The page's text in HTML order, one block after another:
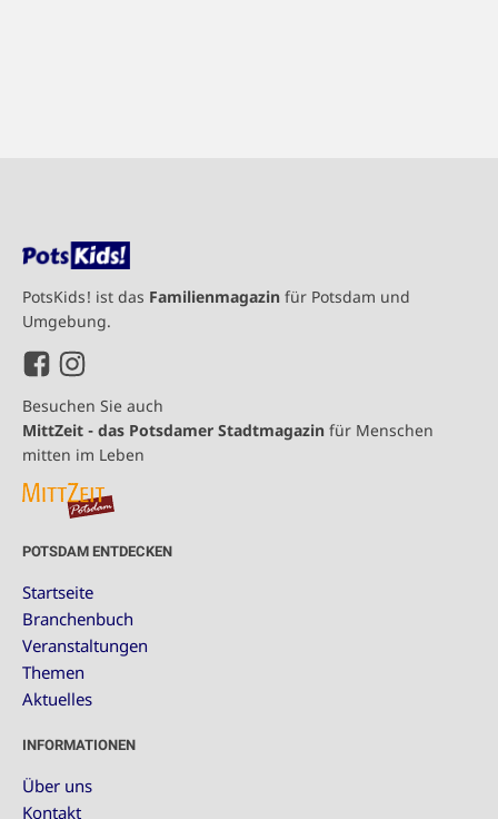
PotsKids! ist das Familienmagazin für Potsdam und
Umgebung.
Besuchen Sie auch
MittZeit - das Potsdamer Stadtmagazin für Menschen
mitten im Leben
POTSDAM ENTDECKEN
Startseite
Branchenbuch
Veranstaltungen
Themen
Aktuelles
INFORMATIONEN
Über uns
Kontakt